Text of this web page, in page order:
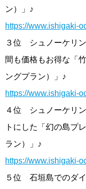
ン）」♪
https://www.ishigaki-
３位 シュノーケリ
間も価格もお得な「
ングプラン）」♪
https://www.ishigaki-
４位 シュノーケリ
トにした「幻の島プ
ラン）」♪
https://www.ishigaki-
５位 石垣島でのダ